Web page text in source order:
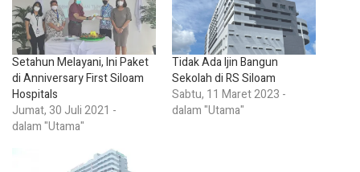
Setahun Melayani, Ini Paket
di Anniversary First Siloam
Hospitals
Jumat, 30 Juli 2021 -
dalam "Utama"
Tidak Ada Ijin Bangun
Sekolah di RS Siloam
Sabtu, 11 Maret 2023 -
dalam "Utama"